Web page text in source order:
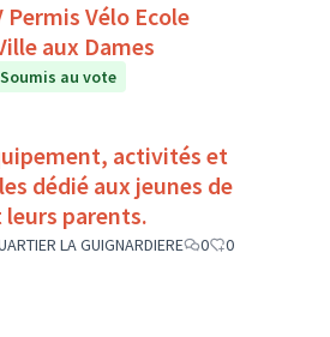
Permis Vélo Ecole
aux Dames
Soumis au vote
activités et
dédié aux jeunes de
parents.
LA GUIGNARDIERE 0
0